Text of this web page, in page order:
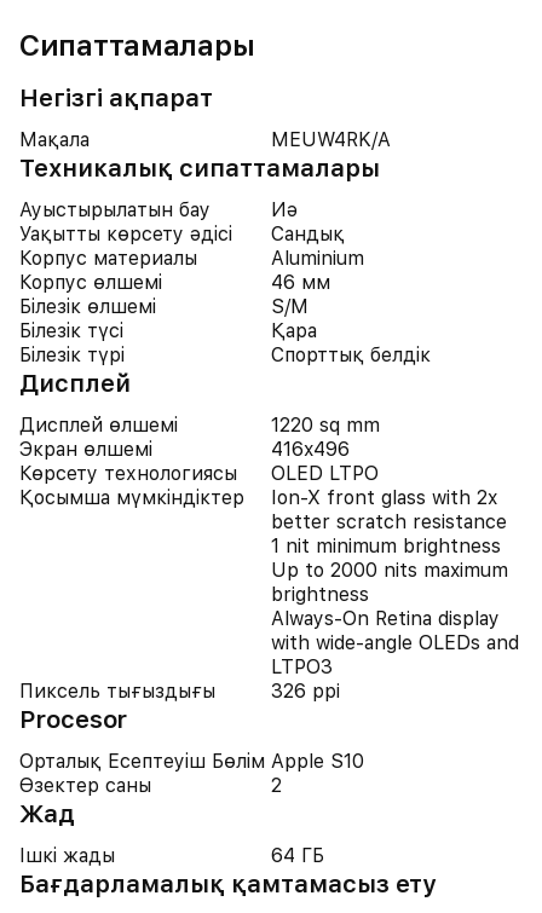
Сипаттамалары
Негізгі ақпарат
Мақала MEUW4RK/A
Техникалық сипаттамалары
Ауыстырылатын бау
Иә
Уақытты көрсету әдісі
Сандық
Корпус материалы
Aluminium
Корпус өлшемі
46 мм
Білезік өлшемі
S/M
Білезік түсі
Қара
Білезік түрі
Спорттық белдік
Дисплей
Дисплей өлшемі
1220 sq mm
Экран өлшемі
416x496
Көрсету технологиясы
OLED LTPO
Қосымша мүмкіндіктер
Ion‑X front glass with 2x
better scratch resistance
1 nit minimum brightness
Up to 2000 nits maximum
brightness
Always‑On Retina display
with wide‑angle OLEDs and
LTPO3
Пиксель тығыздығы
326 ppi
Procesor
Орталық Есептеуіш Бөлім Apple S10
Өзектер саны
2
Жад
Ішкі жады 64 ГБ
Бағдарламалық қамтамасыз ету